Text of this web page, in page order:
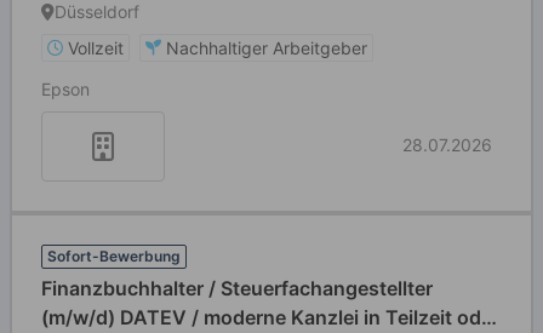
Düsseldorf
Vollzeit
Nachhaltiger Arbeitgeber
Epson
28.07.2026
Sofort-Bewerbung
Finanzbuchhalter / Steuerfachangestellter
(m/w/d) DATEV / moderne Kanzlei in Teilzeit oder